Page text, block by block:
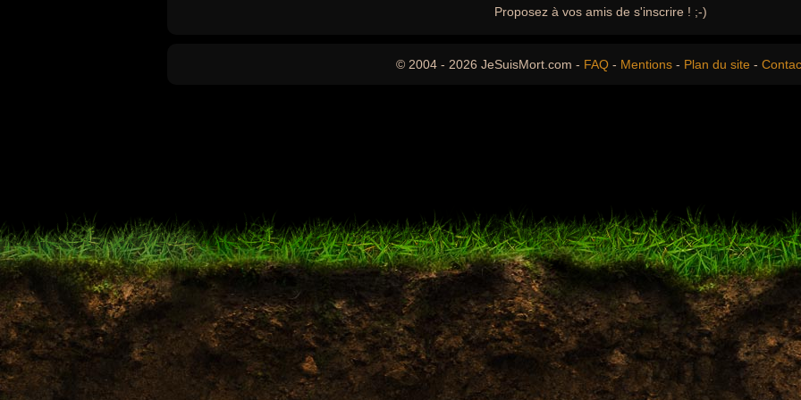
Proposez à vos amis de s'inscrire ! ;-)
© 2004 - 2026 JeSuisMort.com - FAQ - Mentions - Plan du site -